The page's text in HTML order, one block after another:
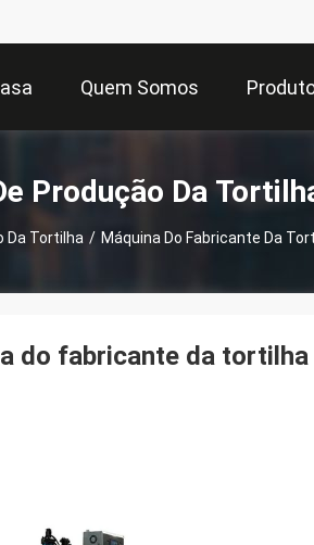
Quem Somos
Produção Da
Da Tortilha / Máquina Do Fabricante Da
do fabricante da